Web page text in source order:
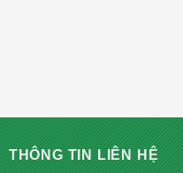
THÔNG TIN LIÊN HỆ